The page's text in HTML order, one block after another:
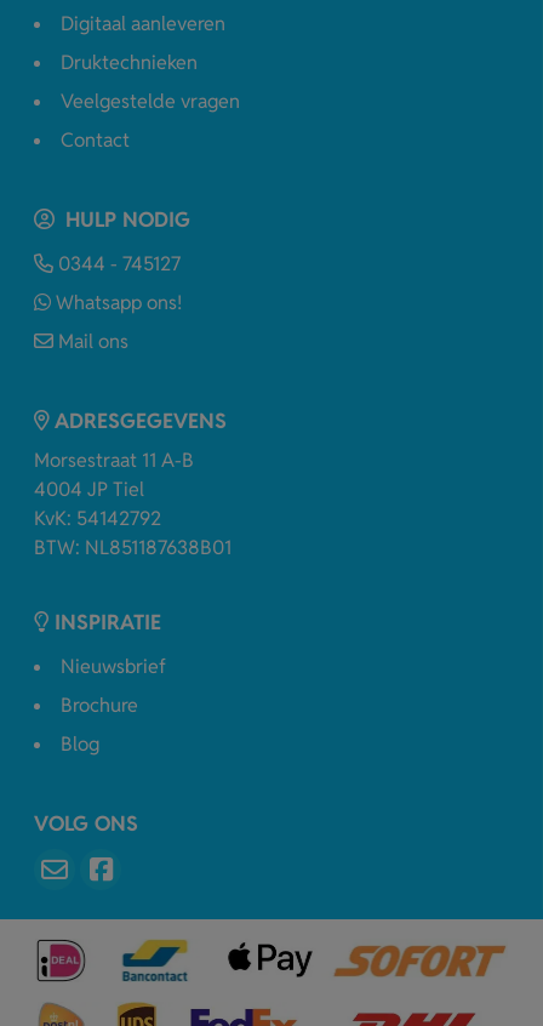
Digitaal aanleveren
Druktechnieken
Veelgestelde vragen
Contact
HULP NODIG
0344 - 745127
Whatsapp ons!
Mail ons
ADRESGEGEVENS
Morsestraat 11 A-B
4004 JP Tiel
KvK: 54142792
BTW: NL851187638B01
INSPIRATIE
Nieuwsbrief
Brochure
Blog
VOLG ONS